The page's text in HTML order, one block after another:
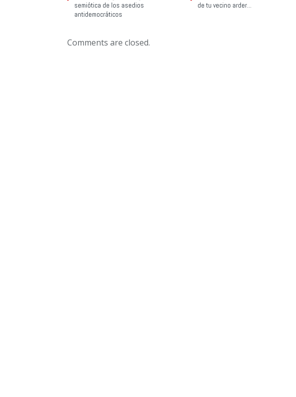
semiótica de los asedios
antidemocráticos
de tu vecino arder…
Comments are closed.